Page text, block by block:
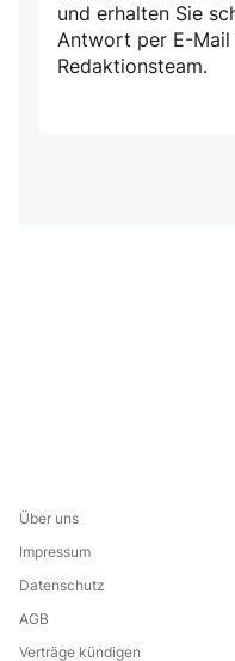
und erhalten Sie
Antwort per E-Mail
Redaktionsteam.
Über uns
Impressum
Datenschutz
AGB
Verträge kündigen